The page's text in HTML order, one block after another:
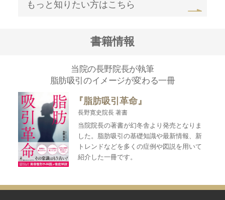
もっと知りたい方はこちら
書籍情報
当院の長野院長が執筆
脂肪吸引のイメージが変わる一冊
『脂肪吸引革命』
長野寛史院長 著書
当院院長の著書が幻冬舎より発売となりま
した。脂肪吸引の基礎知識や最新情報、新
トレンドなどを多くの症例や図説を用いて
紹介した一冊です。